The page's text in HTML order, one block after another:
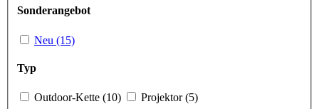
Sonderangebot
Neu (15)
Typ
Outdoor-Kette (10) Projektor (5)